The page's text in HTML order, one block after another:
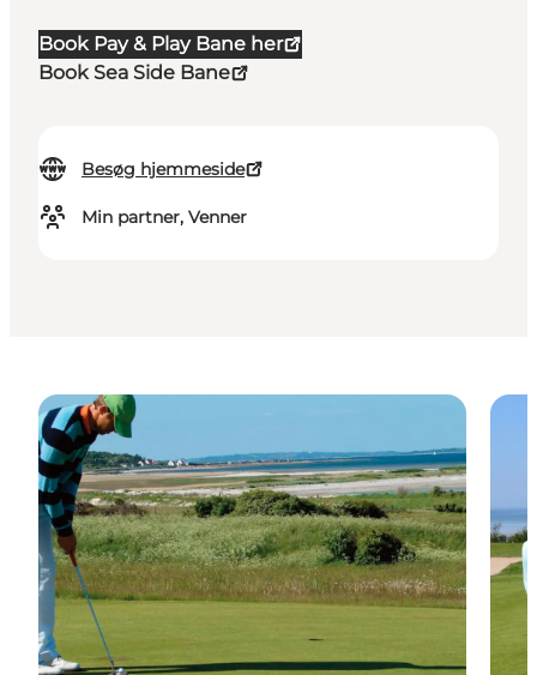
Book Pay & Play Bane her
Book Sea Side Bane
Besøg hjemmeside
Min partner, Venner